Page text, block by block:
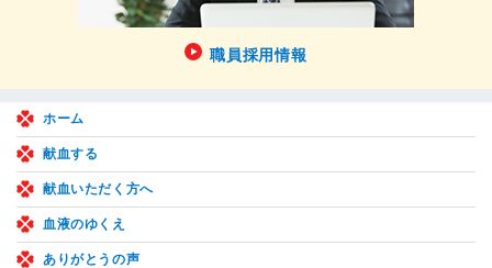
職員採用情報
ホーム
献血する
献血いただく方へ
血液のゆくえ
ありがとうの声